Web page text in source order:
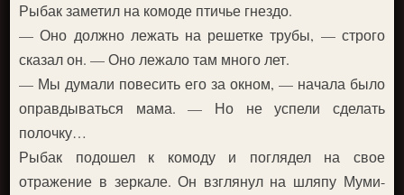
Рыбак заметил на комоде птичье гнездо.
— Оно должно лежать на решетке трубы, — строго
сказал он. — Оно лежало там много лет.
— Мы думали повесить его за окном, — начала было
оправдываться мама. — Но не успели сделать
полочку…
Рыбак подошел к комоду и поглядел на свое
отражение в зеркале. Он взглянул на шляпу Муми-